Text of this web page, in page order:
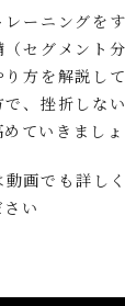
ーニングを
セグメント
方を解説し
、挫折しな
ていきましょ
動画でも詳し
い